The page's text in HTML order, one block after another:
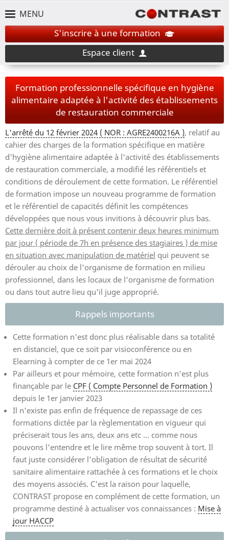
MENU
S'inscrire à une formation
Espace client
Formation professionnelle spécifique en hygiène
alimentaire adaptée à l'activité des établissements
de restauration commerciale
L'arrêté du 12 février 2024 ( NOR : AGRE2400216A ), relatif au
cahier des charges de la formation spécifique en matière
d'hygiène alimentaire adaptée à l'activité des établissements
de restauration commerciale, a modifié les référentiels et
conditions de déroulement de cette formation. Le référentiel
de formation impose un nouveau programme de formation
et le référentiel de capacités définit les compétences
développées que nous vous invitions à découvrir plus bas.
Cette dernière doit à présent contenir deux heures minimum
par jour ( période de 7h en présence des stagiaires ) de mise
en situation avec manipulation de matériel qui peuvent se
dérouler au choix de l'organisme de formation en milieu
professionnel, dans les locaux de l'organisme de formation
ou dans tout autre lieu qu'il juge approprié.
Rappels importants
Cette formation n'est donc plus réalisable dans sa totalité
en distanciel, que ce soit par visioconférence ou en
Elearning à compter de ce 1er mai 2024
Par ailleurs et pour mémoire, cette formation n'est plus
finançable par le CPF ( Compte Personnel de Formation )
depuis le 1er janvier 2023
Il n'existe pas enfin de fréquence de repassage de ces
formations dictée par la règlementation en vigueur qui
préciserait tous les ans, deux ans etc ... comme nous
pouvons l'entendre et le lire même trop souvent à tort. Il
faut juste considérer l'obligation de résultat de sécurité
sanitaire alimentaire rattachée à ces formations et le choix
des moyens associés. C'est la raison pour laquelle,
CONTRAST propose en complément de cette formation, un
programme destiné à actualiser vos connaissances : Mise à
jour HACCP